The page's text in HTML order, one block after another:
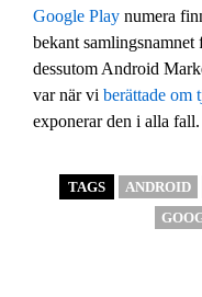
Google Play numera
bekant
dessutom Android
var när vi berättade om
exponerar den i alla fall.
TAGS ANDROID